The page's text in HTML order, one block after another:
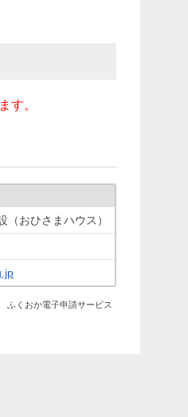
す。
（おひさまハウス）
ふくおか電子申請サービス